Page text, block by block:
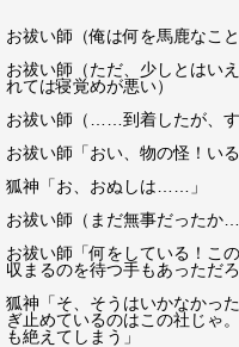
お祓い師（俺は何を馬鹿なこ
お祓い師（ただ、少しとはい
れては寝覚めが悪い）
お祓い師（……到着したが、す
お祓い師「おい、物の怪！い
狐神「お、おぬしは……」
お祓い師（まだ無事だったか
お祓い師「何をしている！こ
収まるのを待つ手もあっただろ
狐神「そ、そうはいかなかっ
ぎ止めているのはこの社じゃ
も絶えてしまう」